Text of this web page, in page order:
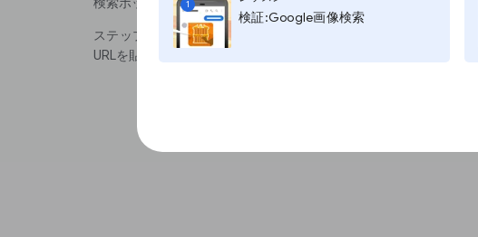
1
検証:Google画像検索
ステップ 4
URLを貼り付けます。（Ctrl+V or Command+V）